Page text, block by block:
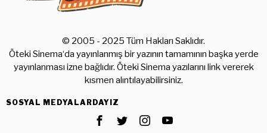
© 2005 - 2025 Tüm Hakları Saklıdır.
Öteki Sinema‘da yayınlanmış bir yazının tamamının başka yerde
yayınlanması izne bağlıdır. Öteki Sinema yazılarını link vererek
kısmen alıntılayabilirsiniz.
SOSYAL MEDYALARDAYIZ